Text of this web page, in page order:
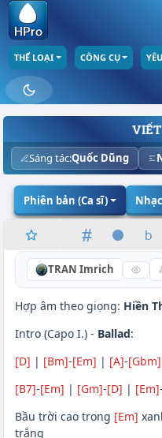
THỂ LOẠI CÔNG CỤ
Sáng tác:Quốc Dũng
Phiên bản (Ca sĩ)
TRAN Imrich
Hợp âm theo giọng: Hiền
Intro (Capo I.) - Ballad:
[D] | [Bm]-[Em] | [A]-[Gbm]
[B7]-[Em] | [Gm]-[D] | [Em]-
Bầu trời cao trong [Em]
trắng